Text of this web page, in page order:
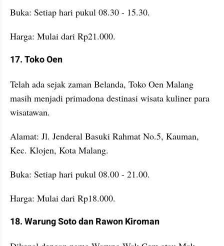
Buka: Setiap hari pukul 08.30 - 15.30.
Harga: Mulai dari Rp21.000.
17. Toko Oen
Telah ada sejak zaman Belanda, Toko Oen Malang
masih menjadi primadona destinasi wisata kuliner para
wisatawan.
Alamat: Jl. Jenderal Basuki Rahmat No.5, Kauman,
Kec. Klojen, Kota Malang.
Buka: Setiap hari pukul 08.00 - 21.00.
Harga: Mulai dari Rp18.000.
18. Warung Soto dan Rawon Kiroman